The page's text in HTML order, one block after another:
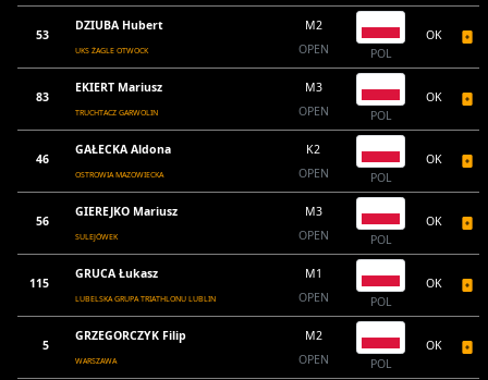
53
DZIUBA Hubert
UKS ŻAGLE OTWOCK
M2
OPEN
POL
OK
83
EKIERT Mariusz
TRUCHTACZ GARWOLIN
M3
OPEN
POL
OK
46
GAŁECKA Aldona
OSTROWIA MAZOWIECKA
K2
OPEN
POL
OK
56
GIEREJKO Mariusz
SULEJÓWEK
M3
OPEN
POL
OK
115
GRUCA Łukasz
LUBELSKA GRUPA TRIATHLONU LUBLIN
M1
OPEN
POL
OK
5
GRZEGORCZYK Filip
WARSZAWA
M2
OPEN
POL
OK